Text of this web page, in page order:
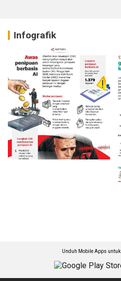
Infografik
Unduh Mobile Apps